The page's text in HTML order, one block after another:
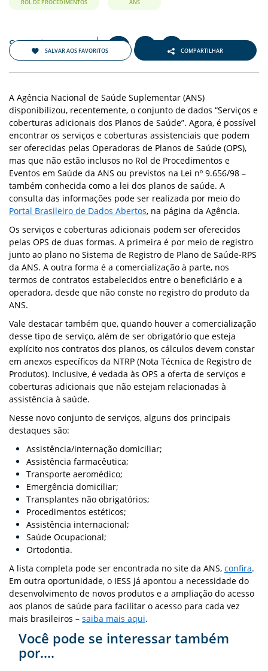
ROL DE PROCEDIMENTOS ANS
Setembro 2021
SALVAR AOS FAVORITOS COMPARTILHAR
A Agência Nacional de Saúde Suplementar (ANS)
disponibilizou, recentemente, o conjunto de dados “Serviços e
coberturas adicionais dos Planos de Saúde”. Agora, é possível
encontrar os serviços e coberturas assistenciais que podem
ser oferecidas pelas Operadoras de Planos de Saúde (OPS),
mas que não estão inclusos no Rol de Procedimentos e
Eventos em Saúde da ANS ou previstos na Lei nº 9.656/98 –
também conhecida como a lei dos planos de saúde. A
consulta das informações pode ser realizada por meio do
Portal Brasileiro de Dados Abertos, na página da Agência.
Os serviços e coberturas adicionais podem ser oferecidos
pelas OPS de duas formas. A primeira é por meio de registro
junto ao plano no Sistema de Registro de Plano de Saúde-RPS
da ANS. A outra forma é a comercialização à parte, nos
termos de contratos estabelecidos entre o beneficiário e a
operadora, desde que não conste no registro do produto da
ANS.
Vale destacar também que, quando houver a comercialização
desse tipo de serviço, além de ser obrigatório que esteja
explícito nos contratos dos planos, os cálculos devem constar
em anexos específicos da NTRP (Nota Técnica de Registro de
Produtos). Inclusive, é vedada às OPS a oferta de serviços e
coberturas adicionais que não estejam relacionadas à
assistência à saúde.
Nesse novo conjunto de serviços, alguns dos principais
destaques são:
Assistência/internação domiciliar;
Assistência farmacêutica;
Transporte aeromédico;
Emergência domiciliar;
Transplantes não obrigatórios;
Procedimentos estéticos;
Assistência internacional;
Saúde Ocupacional;
Ortodontia.
A lista completa pode ser encontrada no site da ANS, confira.
Em outra oportunidade, o IESS já apontou a necessidade do
desenvolvimento de novos produtos e a ampliação do acesso
aos planos de saúde para facilitar o acesso para cada vez
mais brasileiros – saiba mais aqui.
Você pode se interessar também
por....